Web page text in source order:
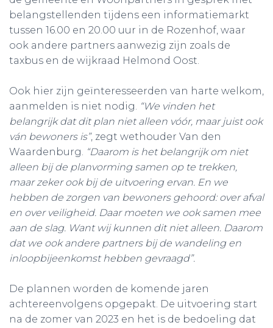
belangstellenden tijdens een informatiemarkt
tussen 16.00 en 20.00 uur in de Rozenhof, waar
ook andere partners aanwezig zijn zoals de
taxbus en de wijkraad Helmond Oost.
Ook hier zijn geïnteresseerden van harte welkom,
aanmelden is niet nodig. “We vinden het
belangrijk dat dit plan niet alleen vóór, maar juist ook
ván bewoners is”, zegt wethouder Van den
Waardenburg. “Daarom is het belangrijk om niet
alleen bij de planvorming samen op te trekken,
maar zeker ook bij de uitvoering ervan. En we
hebben de zorgen van bewoners gehoord: over afval
en over veiligheid. Daar moeten we ook samen mee
aan de slag. Want wij kunnen dit niet alleen. Daarom
dat we ook andere partners bij de wandeling en
inloopbijeenkomst hebben gevraagd”.
De plannen worden de komende jaren
achtereenvolgens opgepakt. De uitvoering start
na de zomer van 2023 en het is de bedoeling dat